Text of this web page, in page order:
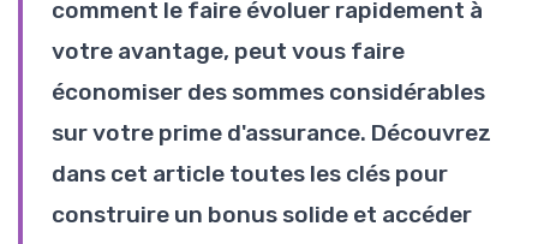
comment le faire évoluer rapidement à
votre avantage, peut vous faire
économiser des sommes considérables
sur votre prime d'assurance. Découvrez
dans cet article toutes les clés pour
construire un bonus solide et accéder